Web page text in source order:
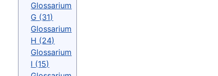
Glossarium
G (31)
Glossarium
H (24)
Glossarium
I (15)